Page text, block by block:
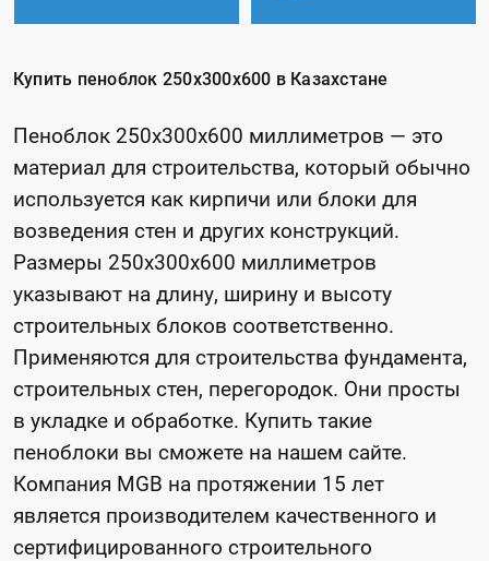
Купить пеноблок 250х300х600 в Казахстане
Пеноблок 250x300x600 миллиметров — это
материал для строительства, который обычно
используется как кирпичи или блоки для
возведения стен и других конструкций.
Размеры 250x300x600 миллиметров
указывают на длину, ширину и высоту
строительных блоков соответственно.
Применяются для строительства фундамента,
строительных стен, перегородок. Они просты
в укладке и обработке. Купить такие
пеноблоки вы сможете на нашем сайте.
Компания MGB на протяжении 15 лет
является производителем качественного и
сертифицированного строительного